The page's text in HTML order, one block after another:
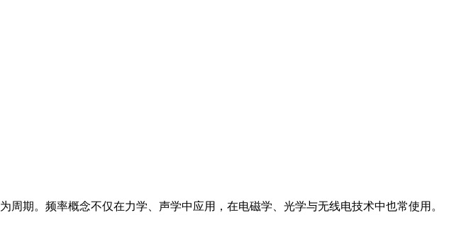
期。频率概念不仅在力学、声学中应用，在电磁学、光学与无线电技术中也常使用。